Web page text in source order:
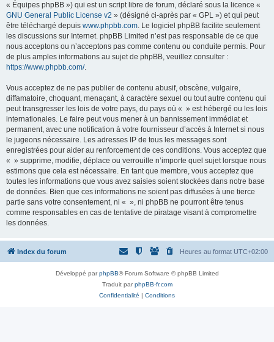
« Équipes phpBB ») qui est un script libre de forum, déclaré sous la licence «
GNU General Public License v2 » (désigné ci-après par « GPL ») et qui peut
être téléchargé depuis www.phpbb.com. Le logiciel phpBB facilite seulement
les discussions sur Internet. phpBB Limited n’est pas responsable de ce que
nous acceptons ou n’acceptons pas comme contenu ou conduite permis. Pour
de plus amples informations au sujet de phpBB, veuillez consulter :
https://www.phpbb.com/.
Vous acceptez de ne pas publier de contenu abusif, obscène, vulgaire,
diffamatoire, choquant, menaçant, à caractère sexuel ou tout autre contenu qui
peut transgresser les lois de votre pays, du pays où « » est hébergé ou les lois
internationales. Le faire peut vous mener à un bannissement immédiat et
permanent, avec une notification à votre fournisseur d’accès à Internet si nous
le jugeons nécessaire. Les adresses IP de tous les messages sont
enregistrées pour aider au renforcement de ces conditions. Vous acceptez que
« » supprime, modifie, déplace ou verrouille n’importe quel sujet lorsque nous
estimons que cela est nécessaire. En tant que membre, vous acceptez que
toutes les informations que vous avez saisies soient stockées dans notre base
de données. Bien que ces informations ne soient pas diffusées à une tierce
partie sans votre consentement, ni « », ni phpBB ne pourront être tenus
comme responsables en cas de tentative de piratage visant à compromettre
les données.
Index du forum Heures au format UTC+02:00
Développé parphpBB® Forum Software © phpBB Limited
Traduit parphpBB-fr.com
Confidentialité | Conditions